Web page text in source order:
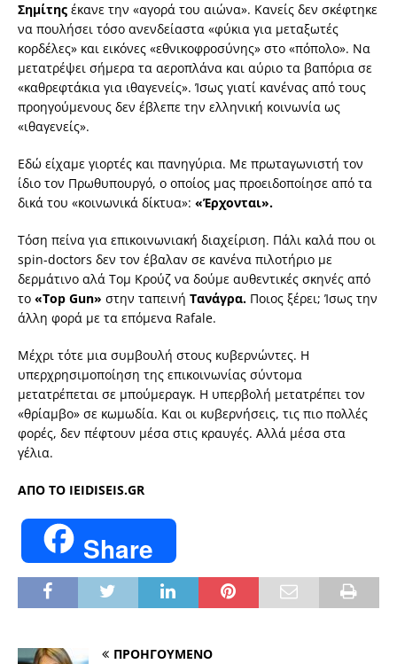
Σημίτης έκανε την «αγορά του αιώνα». Κανείς δεν σκέφτηκε
να πουλήσει τόσο ανενδείαστα «φύκια για μεταξωτές
κορδέλες» και εικόνες «εθνικοφροσύνης» στο «πόπολο». Να
μετατρέψει σήμερα τα αεροπλάνα και αύριο τα βαπόρια σε
«καθρεφτάκια για ιθαγενείς». Ίσως γιατί κανένας από τους
προηγούμενους δεν έβλεπε την ελληνική κοινωνία ως
«ιθαγενείς».
Εδώ είχαμε γιορτές και πανηγύρια. Με πρωταγωνιστή τον
ίδιο τον Πρωθυπουργό, ο οποίος μας προειδοποίησε από τα
δικά του «κοινωνικά δίκτυα»: «Έρχονται».
Τόση πείνα για επικοινωνιακή διαχείριση. Πάλι καλά που οι
spin-doctors δεν τον έβαλαν σε κανένα πιλοτήριο με
δερμάτινο αλά Τομ Κρούζ να δούμε αυθεντικές σκηνές από
το «Top Gun» στην ταπεινή Τανάγρα. Ποιος ξέρει; Ίσως την
άλλη φορά με τα επόμενα Rafale.
Mέχρι τότε μια συμβουλή στους κυβερνώντες. Η
υπερχρησιμοποίηση της επικοινωνίας σύντομα
μετατρέπεται σε μπούμεραγκ. Η υπερβολή μετατρέπει τον
«θρίαμβο» σε κωμωδία. Και οι κυβερνήσεις, τις πιο πολλές
φορές, δεν πέφτουν μέσα στις κραυγές. Αλλά μέσα στα
γέλια.
ΑΠΟ ΤΟ IEIDISEIS.GR
Share
ΠΡΟΗΓΟΥΜΕΝΟ